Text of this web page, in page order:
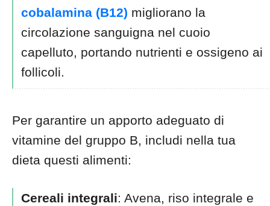
cobalamina (B12) migliorano la
circolazione sanguigna nel cuoio
capelluto, portando nutrienti e ossigeno ai
follicoli.
Per garantire un apporto adeguato di
vitamine del gruppo B, includi nella tua
dieta questi alimenti:
Cereali integrali: Avena, riso integrale e